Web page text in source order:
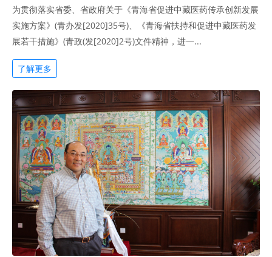
为贯彻落实省委、省政府关于《青海省促进中藏医药传承创新发展
实施方案》(青办发[2020]35号)、《青海省扶持和促进中藏医药发
展若干措施》(青政(发[2020]2号)文件精神，进一...
了解更多